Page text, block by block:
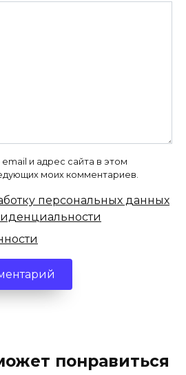
и адрес сайта в этом
моих комментариев.
персональных данных
понравиться